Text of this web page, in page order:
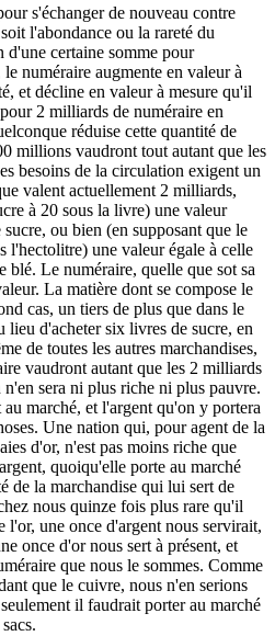
s'échanger de nouveau contre
l'abondance ou la rareté du
d'une certaine somme pour
numéraire augmente en valeur à
et décline en valeur à mesure qu'il
2 milliards de numéraire en
réduise cette quantité de
millions vaudront tout autant que les
besoins de la circulation exigent un
valent actuellement 2 milliards,
à 20 sous la livre) une valeur
ou bien (en supposant que le
l'hectolitre) une valeur égale à celle
blé. Le numéraire, quelle que sot sa
La matière dont se compose le
cas, un tiers de plus que dans le
lieu d'acheter six livres de sucre, en
de toutes les autres marchandises,
vaudront autant que les 2 milliards
sera ni plus riche ni plus pauvre.
marché, et l'argent qu'on y portera
Une nation qui, pour agent de la
d'or, n'est pas moins riche que
quoiqu'elle porte au marché
de la marchandise qui lui sert de
nous quinze fois plus rare qu'il
l'or, une once d'argent nous servirait,
once d'or nous sert à présent, et
que nous le sommes. Comme
que le cuivre, nous n'en serions
il faudrait porter au marché